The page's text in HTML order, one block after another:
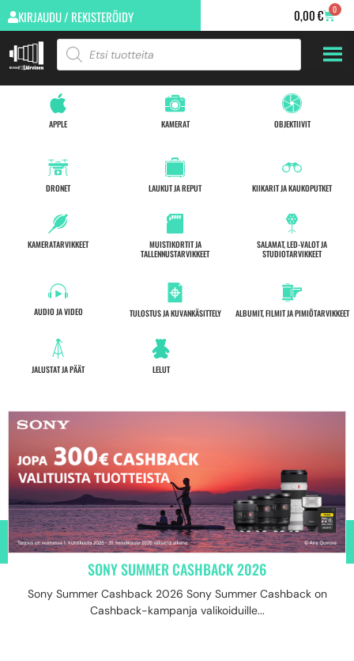
KIRJAUDU / REKISTERÖIDY 0,00€ 0
APPLE
DRONET
KAMERAT
LAUKUT JA REPUT
OBJEKTIIVIT
KIIKARIT JA KAUKOPUTKET
KAMERATARVIKKEET
AUDIO JA VIDEO
MUISTIKORTIT JA
TALLENNUSTARVIKKEET
TULOSTUS JA KUVANKÄSITTELY
SALAMAT, LED-VALOT JA
STUDIOTARVIKKEET
ALBUMIT, FILMIT JA PIMIÖTARVIKKEET
JALUSTAT JA PÄÄT LELUT
SONY SUMMER CASHBACK 2026
Sony Summer Cashback 2026 Sony Summer Cashback on
Cashback-kampanja valikoiduille...